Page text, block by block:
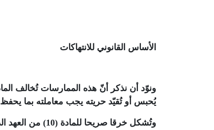
الأساس القانوني للانتهاكات
يُحبس أو تُقيّد حريته يجب معاملته بما
وتُشكل خرقا